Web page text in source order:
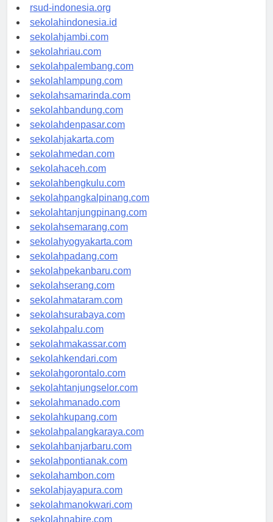
rsudkisaran-asahankab.org
rsud-indonesia.org
sekolahindonesia.id
sekolahjambi.com
sekolahriau.com
sekolahpalembang.com
sekolahlampung.com
sekolahsamarinda.com
sekolahbandung.com
sekolahdenpasar.com
sekolahjakarta.com
sekolahmedan.com
sekolahaceh.com
sekolahbengkulu.com
sekolahpangkalpinang.com
sekolahtanjungpinang.com
sekolahsemarang.com
sekolahyogyakarta.com
sekolahpadang.com
sekolahpekanbaru.com
sekolahserang.com
sekolahmataram.com
sekolahsurabaya.com
sekolahpalu.com
sekolahmakassar.com
sekolahkendari.com
sekolahgorontalo.com
sekolahtanjungselor.com
sekolahmanado.com
sekolahkupang.com
sekolahpalangkaraya.com
sekolahbanjarbaru.com
sekolahpontianak.com
sekolahambon.com
sekolahjayapura.com
sekolahmanokwari.com